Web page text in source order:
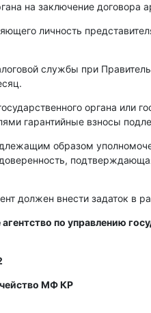
на заключение договора
личность
службы при
органа или
гарантийные взносы
образом
должен внести задаток в
агентство по управлению
МФ КР